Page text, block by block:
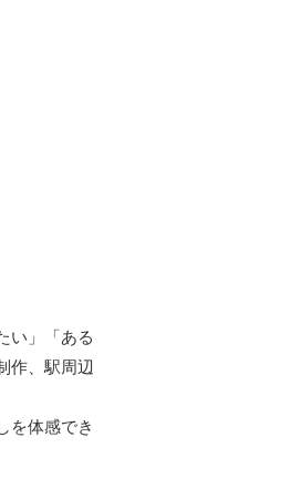
い」「ある
作、駅周辺
を体感でき